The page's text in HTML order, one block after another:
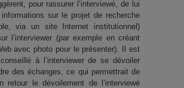
pour rassurer l’interviewé, de lui
sur le projet de recherche
via un site Internet institutionnel)
l’interviewer (par exemple en créant
avec photo pour le présenter). Il est
à l’interviewer de se dévoiler
des échanges, ce qui permettrait de
retour le dévoilement de l’interviewé